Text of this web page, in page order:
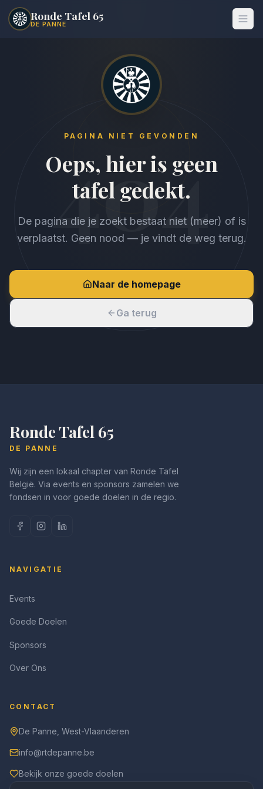
Ronde Tafel 65
DE PANNE
404
PAGINA NIET GEVONDEN
Oeps, hier is geen
tafel gedekt.
De pagina die je zoekt bestaat niet (meer) of is
verplaatst. Geen nood — je vindt de weg terug.
Naar de homepage
Ga terug
Ronde Tafel 65
DE PANNE
Wij zijn een lokaal chapter van Ronde Tafel
België. Via events en sponsors zamelen we
fondsen in voor goede doelen in de regio.
NAVIGATIE
Events
Goede Doelen
Sponsors
Over Ons
CONTACT
De Panne, West-Vlaanderen
info@rtdepanne.be
Bekijk onze goede doelen